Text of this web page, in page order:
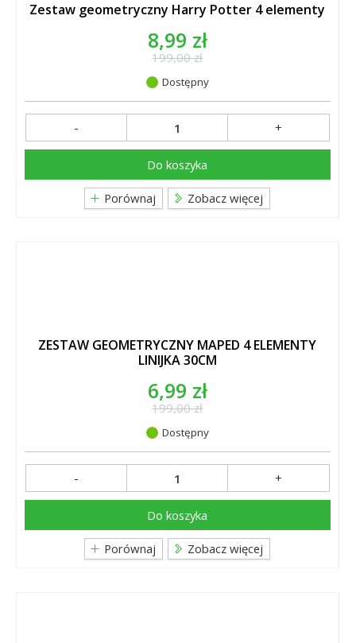
Zestaw geometryczny Harry Potter 4 elementy
8,99 zł
199,00 zł
Dostępny
- +
Do koszyka
Porównaj Zobacz więcej
ZESTAW GEOMETRYCZNY MAPED 4 ELEMENTY
LINIJKA 30CM
6,99 zł
199,00 zł
Dostępny
- +
Do koszyka
Porównaj Zobacz więcej